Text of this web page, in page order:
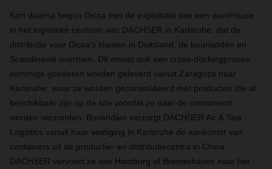
Kort daarna begon Dicsa met de exploitatie van een warehouse
in het logistieke centrum van DACHSER in Karlsruhe, dat de
distributie voor Dicsa’s klanten in Duitsland, de buurlanden en
Scandinavië overnam. Dit omvat ook een cross-dockingproces:
sommige goederen worden geleverd vanuit Zaragoza naar
Karlsruhe, waar ze worden geconsolideerd met producten die al
beschikbaar zijn op de site voordat ze naar de consument
worden verzonden. Bovendien verzorgt DACHSER Air & Sea
Logistics vanuit haar vestiging in Karlsruhe de aankomst van
containers uit de productie- en distributiecentra in China.
DACHSER vervoert ze van Hamburg of Bremerhaven naar het